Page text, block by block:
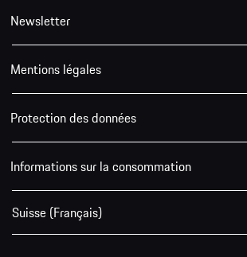
Newsletter
Mentions légales
Protection des données
Informations sur la consommation
Suisse (Français)